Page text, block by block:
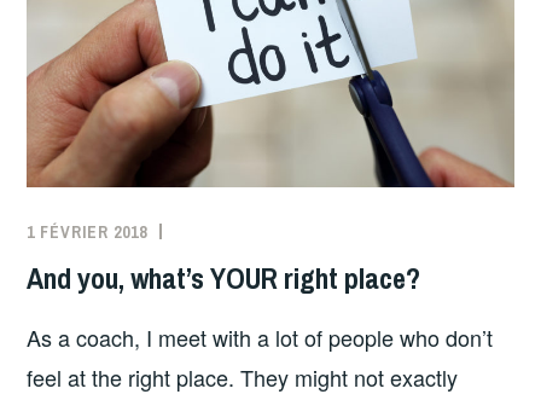
1 FÉVRIER 2018
And you, what’s YOUR right place?
As a coach, I meet with a lot of people who don’t
feel at the right place. They might not exactly